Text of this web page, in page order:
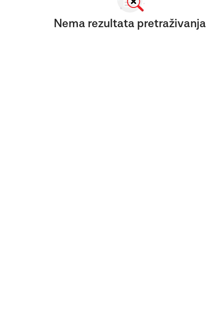
Nema rezultata pretraživanja